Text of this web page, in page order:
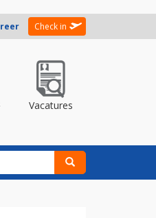
Check in
Vacatures